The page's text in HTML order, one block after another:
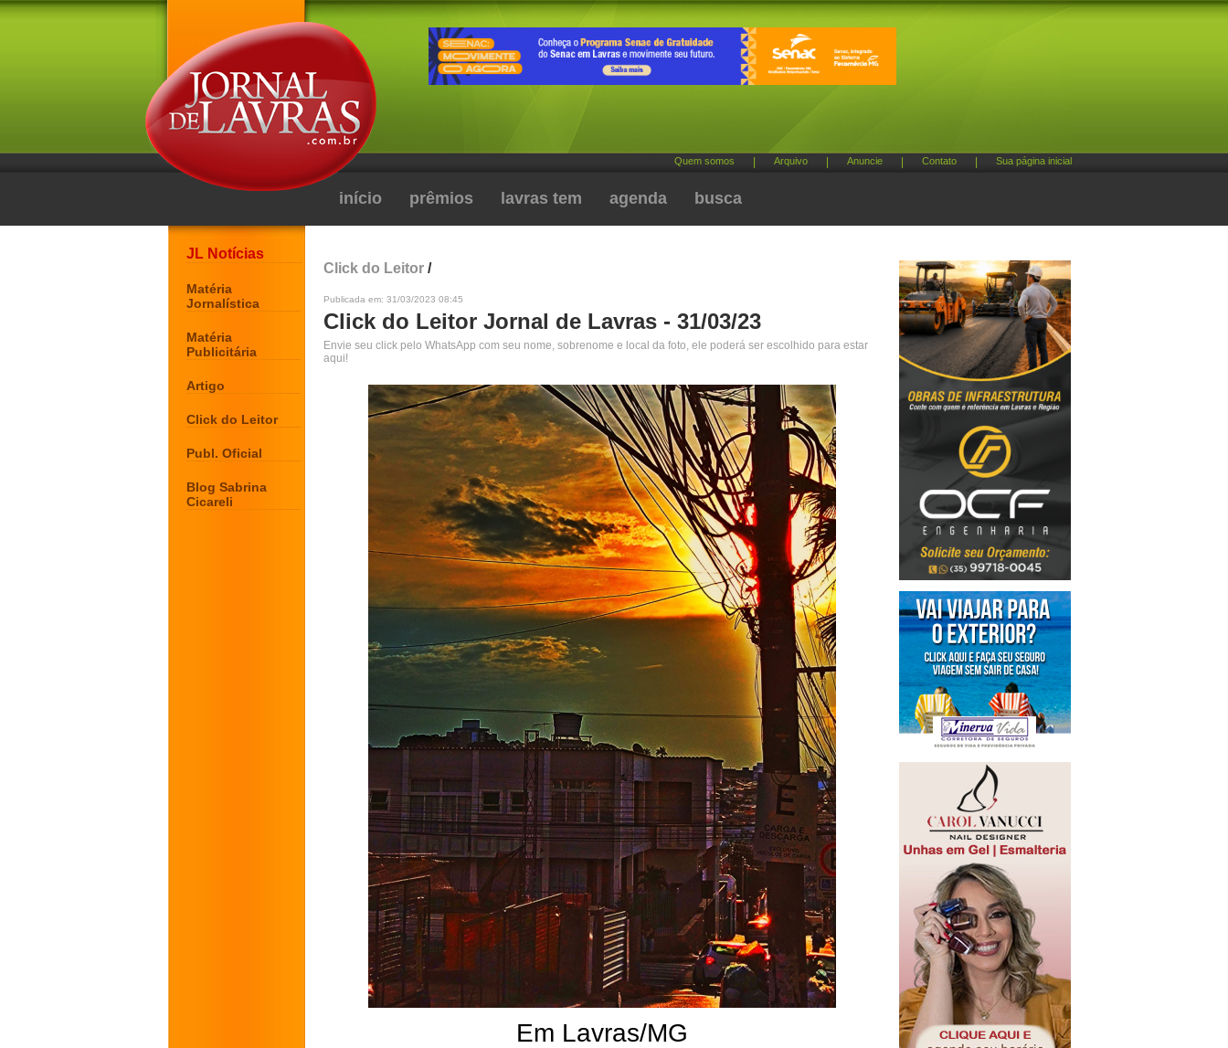
Quem somos Arquivo Anuncie Contato Sua página inicial
início prêmios lavras tem agenda busca
JL Notícias
Matéria
Jornalística
Matéria
Publicitária
Artigo
Click do Leitor
Publ. Oficial
Blog Sabrina
Cicareli
Click do Leitor /
Publicada em: 31/03/2023 08:45
Click do Leitor Jornal de Lavras - 31/03/23
Envie seu click pelo WhatsApp com seu nome, sobrenome e local da foto, ele poderá ser escolhido para estar
aqui!
Em Lavras/MG